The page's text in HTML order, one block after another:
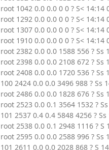
root 1042 0.0 0.0 0 0 ? S<
root 1292 0.0 0.0 0 0 ? S<
root 1307 0.0 0.0 0 0 ? S<
root 1910 0.0 0.0 0 0 ? S<
root 2382 0.0 0.0 1588 556 ?
root 2398 0.0 0.0 2108 672 ?
root 2408 0.0 0.0 1720 536 ?
100 2424 0.0 0.0 3496 988 ?
root 2486 0.0 0.0 1828 676 ?
root 2523 0.0 0.1 3564 1532 ?
101 2537 0.4 0.4 5848 4256 ?
root 2538 0.0 0.1 2948 1116 ?
root 2595 0.0 0.0 2588 996 ?
101 2611 0.0 0.0 2028 868 ? S